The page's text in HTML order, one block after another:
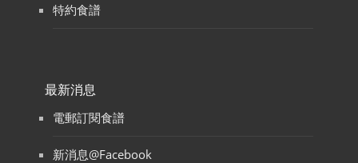
特約食譜
最新消息
電郵訂閱食譜
新消息@Facebook